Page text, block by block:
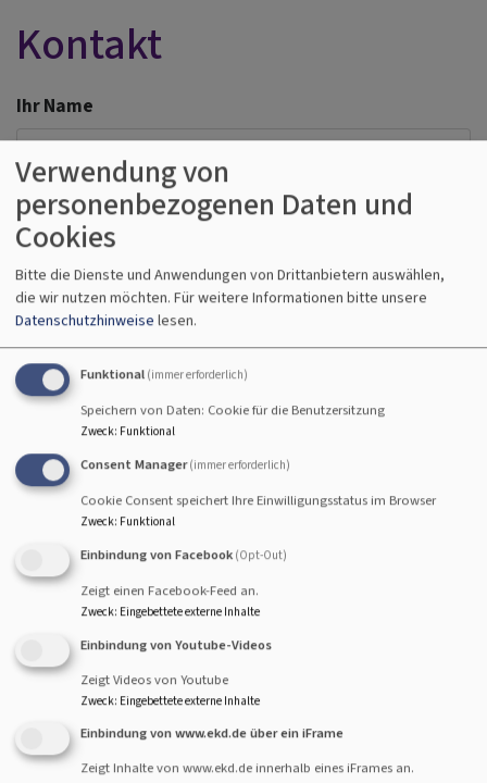
Kontakt
Ihr Name
Ihre E-Mail-Adresse
Betreff
Nachricht
Bitte geben Sie in Ihrer Nachricht keine Links oder
Internetadressen an.
Einwilligung
Verwendung von
personenbezogenen Daten und
Cookies
Bitte die Dienste und Anwendungen von Drittanbietern auswählen,
die wir nutzen möchten. Für weitere Informationen bitte unsere
Datenschutzhinweise lesen.
Funktional (immer erforderlich)
Speichern von Daten: Cookie für die Benutzersitzung
Zweck: Funktional
Consent Manager (immer erforderlich)
Cookie Consent speichert Ihre Einwilligungsstatus im Browser
Zweck: Funktional
Einbindung von Facebook (Opt-Out)
Zeigt einen Facebook-Feed an.
Zweck: Eingebettete externe Inhalte
Einbindung von Youtube-Videos
Zeigt Videos von Youtube
Zweck: Eingebettete externe Inhalte
Einbindung von www.ekd.de über ein iFrame
Zeigt Inhalte von www.ekd.de innerhalb eines iFrames an.